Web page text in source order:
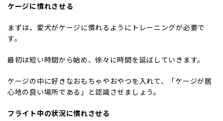
ケージに慣れさせる
まずは、愛犬がケージに慣れるようにトレーニングが必要で
す。
最初は短い時間から始め、徐々に時間を延ばしていきます。
ケージの中に好きなおもちゃやおやつを入れて、「ケージが居
心地の良い場所である」と認識させましょう。
フライト中の状況に慣れさせる